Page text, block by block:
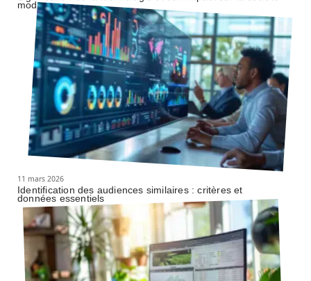
moderne
11 mars 2026
Identification des audiences similaires : critères et
données essentiels